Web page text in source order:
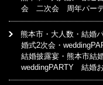
会 二次会 周年パー
熊本市・大人数・結婚
婚式2次会・
結婚披露宴・熊本市結
weddingPARTY 結婚